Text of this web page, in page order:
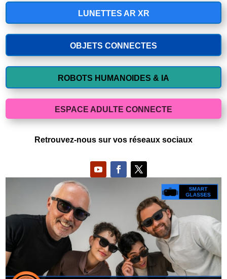
LUNETTES AR XR
OBJETS CONNECTES
ROBOTS HUMANOIDES & IA
ESPACE ADULTE CONNECTE
Retrouvez-nous sur vos réseaux sociaux